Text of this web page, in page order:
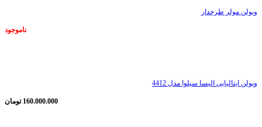
ویولن مولر طرحدار
ناموجود
ویولن ایتالیایی الیسا سیلوا مدل 4412
160.000.000 تومان